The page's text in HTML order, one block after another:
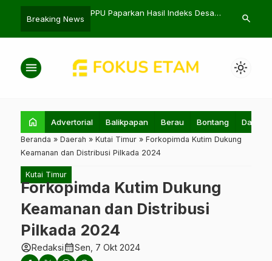
Breaking News
Kaltim 2024
PPU Paparkan Hasil Indeks Desa
Ratusan
Nunukan
search
menu light_mode
home Advertorial Balikpapan Berau Bontang Daerah
Beranda » Daerah » Kutai Timur » Forkopimda Kutim Dukung
Keamanan dan Distribusi Pilkada 2024
Kutai Timur
Forkopimda Kutim Dukung
Keamanan dan Distribusi
Pilkada 2024
account_circleRedaksicalendar_monthSen, 7 Okt 2024